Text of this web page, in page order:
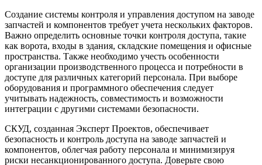
Создание системы контроля и управления доступом на заводе
запчастей и компонентов требует учета нескольких факторов.
Важно определить основные точки контроля доступа, такие
как ворота, входы в здания, складские помещения и офисные
пространства. Также необходимо учесть особенности
организации производственного процесса и потребности в
доступе для различных категорий персонала. При выборе
оборудования и программного обеспечения следует
учитывать надежность, совместимость и возможности
интеграции с другими системами безопасности.
СКУД, созданная Эксперт Проектов, обеспечивает
безопасность и контроль доступа на заводе запчастей и
компонентов, облегчая работу персонала и минимизируя
риски несанкционированного доступа. Доверьте свою